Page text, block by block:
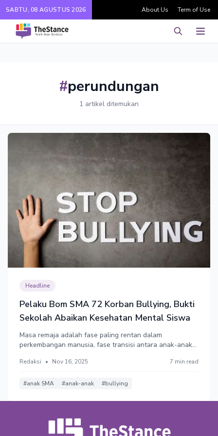
SABTU, 08 AGUSTUS 2026 About Us Term of Use
Pencarian
#perundungan
1 artikel ditemukan
Headline
Pelaku Bom SMA 72 Korban Bullying, Bukti
Sekolah Abaikan Kesehatan Mental Siswa
Masa remaja adalah fase paling rentan dalam
perkembangan manusia, fase transisi antara anak-anak
Kalau remaja tidak punya satu orang pun yang bisa dia
bisa muncul.
Redaksi • Nov 16, 2025 7 min read
#anak SMA #anak-anak #bullying